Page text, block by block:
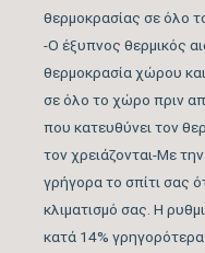
θερμοκρασίας σε όλο
-Ο έξυπνος θερμικός
θερμοκρασία χώρου
σε όλο το χώρο πριν
που κατευθύνει τον
τον χρειάζονται-Με
γρήγορα το σπίτι σας
κλιματισμό σας. Η
κατά 14%
Φίλτρα Καθαρισμού
Αέρα Εσωτερικής
Μονάδας
Λειτουργία
Μέγιστος Όγκος
Παροχής Αέρα (m3/